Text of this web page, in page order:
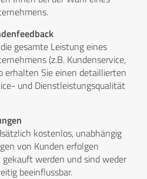
gesamte Leistung eines
(z.B. Kundenservice,
erhalten Sie einen detaillierten
und Dienstleistungsqualität
kostenlos, unabhängig
von Kunden erfolgen
werden und sind weder
beeinflussbar.